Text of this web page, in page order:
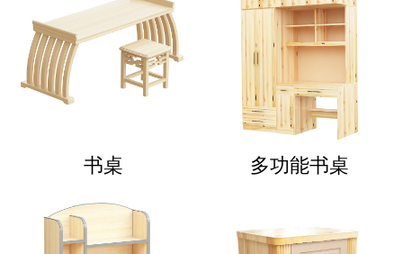
书桌 多功能书桌